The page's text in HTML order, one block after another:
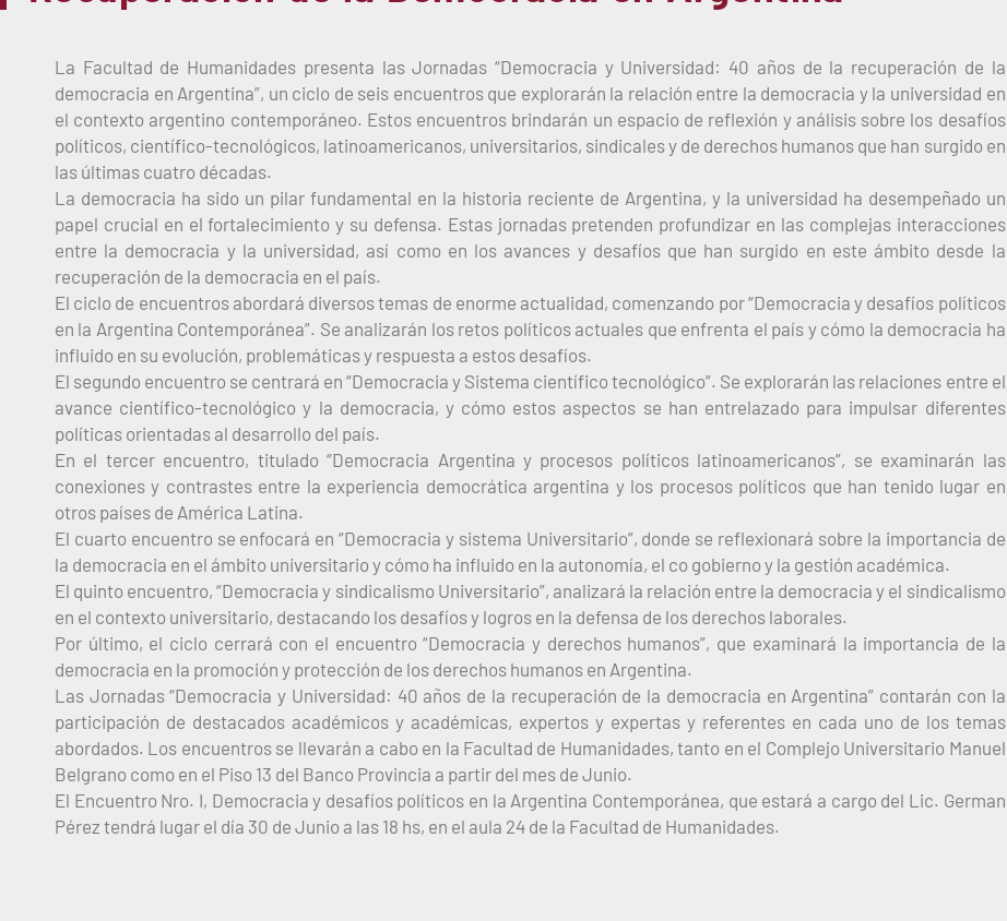
La Facultad de Humanidades presenta las Jornadas “Democracia y Universidad: 40 años de la recuperación de la
democracia en Argentina”, un ciclo de seis encuentros que explorarán la relación entre la democracia y la universidad en
el contexto argentino contemporáneo. Estos encuentros brindarán un espacio de reflexión y análisis sobre los desafíos
políticos, científico-tecnológicos, latinoamericanos, universitarios, sindicales y de derechos humanos que han surgido en
las últimas cuatro décadas.
La democracia ha sido un pilar fundamental en la historia reciente de Argentina, y la universidad ha desempeñado un
papel crucial en el fortalecimiento y su defensa. Estas jornadas pretenden profundizar en las complejas interacciones
entre la democracia y la universidad, así como en los avances y desafíos que han surgido en este ámbito desde la
recuperación de la democracia en el país.
El ciclo de encuentros abordará diversos temas de enorme actualidad, comenzando por “Democracia y desafíos políticos
en la Argentina Contemporánea”. Se analizarán los retos políticos actuales que enfrenta el país y cómo la democracia ha
influido en su evolución, problemáticas y respuesta a estos desafíos.
El segundo encuentro se centrará en “Democracia y Sistema científico tecnológico”. Se explorarán las relaciones entre el
avance científico-tecnológico y la democracia, y cómo estos aspectos se han entrelazado para impulsar diferentes
políticas orientadas al desarrollo del país.
En el tercer encuentro, titulado “Democracia Argentina y procesos políticos latinoamericanos”, se examinarán las
conexiones y contrastes entre la experiencia democrática argentina y los procesos políticos que han tenido lugar en
otros países de América Latina.
El cuarto encuentro se enfocará en “Democracia y sistema Universitario”, donde se reflexionará sobre la importancia de
la democracia en el ámbito universitario y cómo ha influido en la autonomía, el co gobierno y la gestión académica.
El quinto encuentro, “Democracia y sindicalismo Universitario”, analizará la relación entre la democracia y el sindicalismo
en el contexto universitario, destacando los desafíos y logros en la defensa de los derechos laborales.
Por último, el ciclo cerrará con el encuentro “Democracia y derechos humanos”, que examinará la importancia de la
democracia en la promoción y protección de los derechos humanos en Argentina.
Las Jornadas “Democracia y Universidad: 40 años de la recuperación de la democracia en Argentina” contarán con la
participación de destacados académicos y académicas, expertos y expertas y referentes en cada uno de los temas
abordados. Los encuentros se llevarán a cabo en la Facultad de Humanidades, tanto en el Complejo Universitario Manuel
Belgrano como en el Piso 13 del Banco Provincia a partir del mes de Junio.
El Encuentro Nro. I, Democracia y desafíos políticos en la Argentina Contemporánea, que estará a cargo del Lic. German
Pérez tendrá lugar el día 30 de Junio a las 18 hs, en el aula 24 de la Facultad de Humanidades.